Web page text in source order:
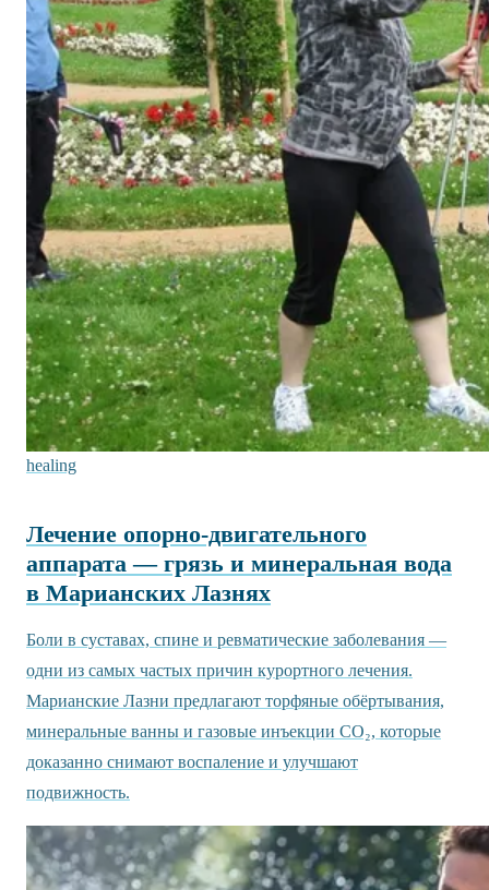
healing
Лечение опорно-двигательного
аппарата — грязь и минеральная вода
в Марианских Лазнях
Боли в суставах, спине и ревматические заболевания —
одни из самых частых причин курортного лечения.
Марианские Лазни предлагают торфяные обёртывания,
минеральные ванны и газовые инъекции CO₂, которые
доказанно снимают воспаление и улучшают
подвижность.